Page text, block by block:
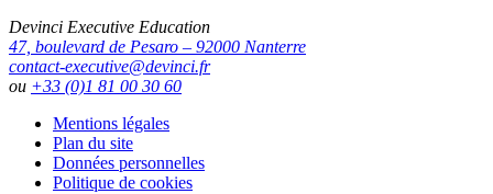
Devinci Executive Education
47, boulevard de Pesaro – 92000 Nanterre
contact-executive@devinci.fr
ou +33 (0)1 81 00 30 60
Mentions légales
Plan du site
Données personnelles
Politique de cookies